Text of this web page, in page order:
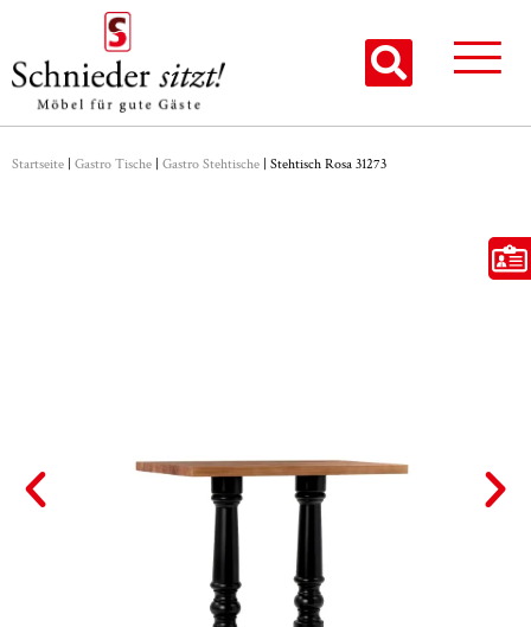
Startseite | Gastro Tische | Gastro Stehtische | Stehtisch Rosa 31273